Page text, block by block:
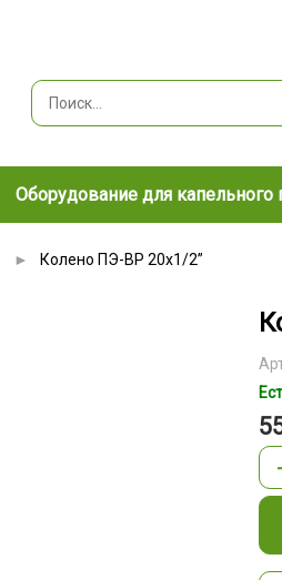
Оборудование для капельного
► Колено ПЭ-ВР 20х1/2”
-